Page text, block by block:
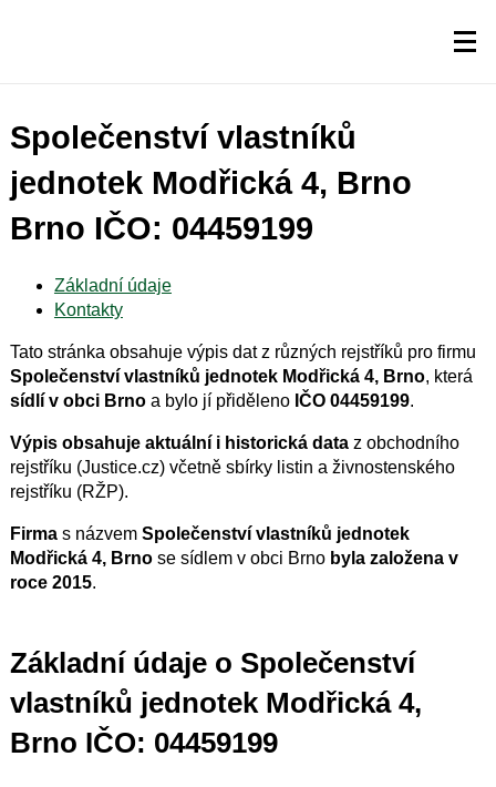
Společenství vlastníků
jednotek Modřická 4, Brno
Brno IČO: 04459199
Základní údaje
Kontakty
Tato stránka obsahuje výpis dat z různých rejstříků pro firmu
Společenství vlastníků jednotek Modřická 4, Brno, která
sídlí v obci Brnoa bylo jí přiděleno IČO 04459199.
Výpis obsahuje aktuální i historická dataz obchodního
rejstříku (Justice.cz) včetně sbírky listin a živnostenského
rejstříku (RŽP).
Firmas názvem Společenství vlastníků jednotek
Modřická 4, Brnose sídlem v obci Brno byla založena v
roce 2015.
Základní údaje o Společenství
vlastníků jednotek Modřická 4,
Brno IČO: 04459199